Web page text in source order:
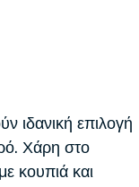
ιδανική επιλογή
Χάρη στο
κουπιά και